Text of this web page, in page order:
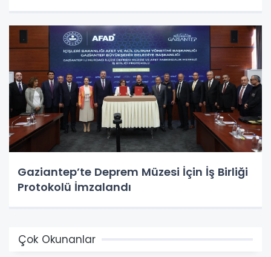
Gaziantep’te Deprem Müzesi İçin İş Birliği
Protokolü İmzalandı
Çok Okunanlar